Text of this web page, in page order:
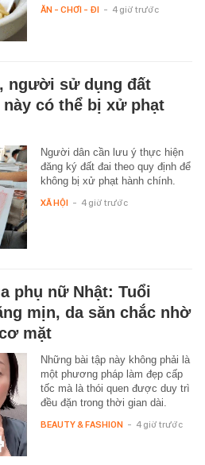
ĂN - CHƠI - ĐI - 4 giờ trước
người sử dụng đất
có thể bị xử phạt
Người dân cần lưu ý thực hiện
đăng ký đất đai theo quy định để
không bị xử phạt hành chính.
XÃ HỘI - 4 giờ trước
phụ nữ Nhật: Tuổi
mịn, da săn chắc nhờ
mặt
Những bài tập này không phải là
một phương pháp làm đẹp cấp
tốc mà là thói quen được duy trì
đều đặn trong thời gian dài.
BEAUTY & FASHION - 4 giờ trước